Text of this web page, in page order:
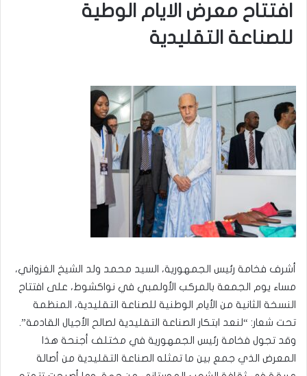
افتتاح معرض الايام الوطية
للصناعة التقليدية
أشرف فخامة رئيس الجمهورية، السيد محمد ولد الشيخ الغزواني،
مساء يوم الجمعة بالمركب الأولمبي في نواكشوط، على افتتاح
النسخة الثانية من الأيام الوطنية للصناعة التقليدية، المنظمة
تحت شعار: “لنعد ابتكار الصناعة التقليدية لصالح الأجيال القادمة”.
وقد تجول فخامة رئيس الجمهورية في مختلف أجنحة هذا
المعرض الذي جمع بين ما تمثله الصناعة التقليدية من أصالة